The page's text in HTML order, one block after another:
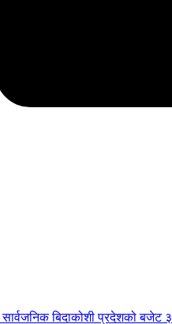
बिदाकोशी प्रदेशको बजेट